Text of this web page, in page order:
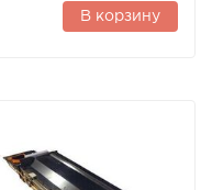
В корзину